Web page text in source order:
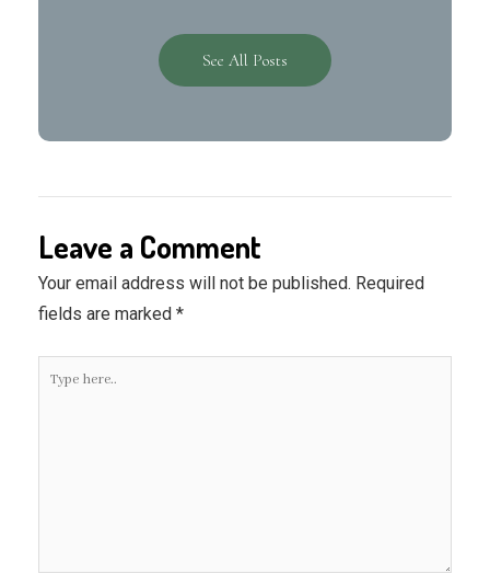
See All Posts
Leave a Comment
Your email address will not be published. Required
fields are marked *
Type